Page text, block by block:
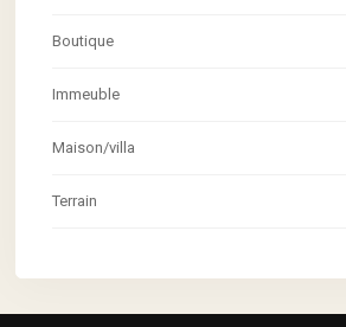
Boutique
Immeuble
Maison/villa
Terrain